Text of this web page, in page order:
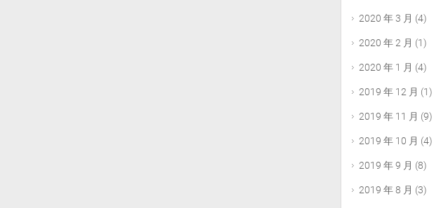
2020 年 3 月 (4)
2020 年 2 月 (1)
2020 年 1 月 (4)
2019 年 12 月 (1)
2019 年 11 月 (9)
2019 年 10 月 (4)
2019 年 9 月 (8)
2019 年 8 月 (3)